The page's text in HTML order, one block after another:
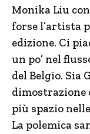
Monika Liu
forse l’artista
edizione. Ci
un po’ nel
del Belgio. Sia
dimostrazione
più spazio
La polemica